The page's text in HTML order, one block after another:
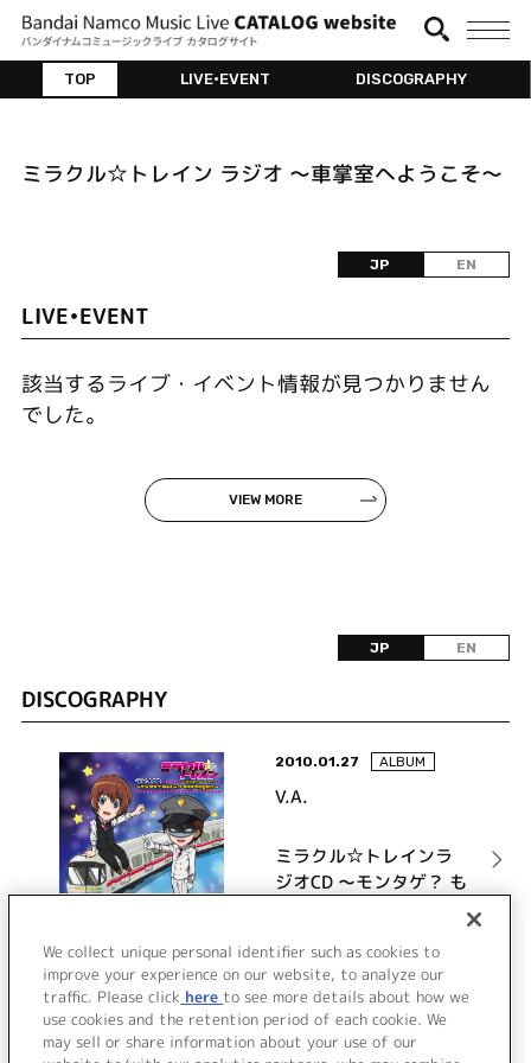
TOP LIVE•EVENT DISCOGRAPHY
ミラクル☆トレイン ラジオ ～車掌室へようこそ～
JP EN
LIVE•EVENT
該当するライブ・イベント情報が見つかりません
でした。
VIEW MORE
JP EN
DISCOGRAPHY
2010.01.27 ALBUM
V.A.
ミラクル☆トレインラ
ジオCD ～モンタゲ？ も
詳細を見る
VIEW MORE
We collect unique personal identifier such as cookies to
improve your experience on our website, to analyze our
traffic. Please click here to see more details about how we
use cookies and the retention period of each cookie. We
may sell or share information about your use of our